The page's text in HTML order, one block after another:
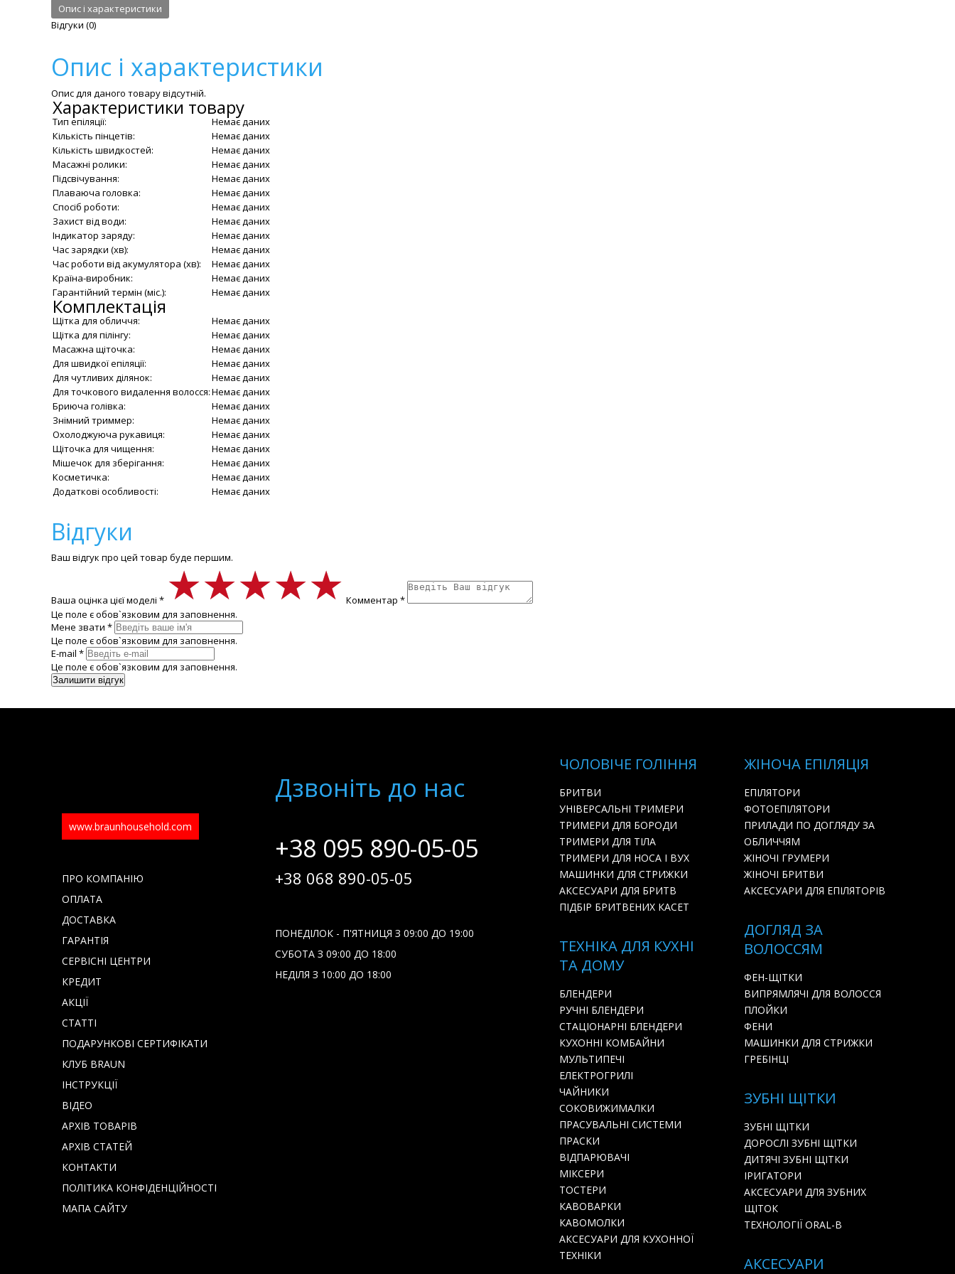
Опис і характеристики
Відгуки (0)
Опис і характеристики
Опис для даного товару відсутній.
Характеристики товару
Тип епіляції:
Немає даних
Кількість пінцетів:
Немає даних
Кількість швидкостей:
Немає даних
Масажні ролики:
Немає даних
Підсвічування:
Немає даних
Плаваюча головка:
Немає даних
Спосіб роботи:
Немає даних
Захист від води:
Немає даних
Індикатор заряду:
Немає даних
Час зарядки (хв):
Немає даних
Час роботи від акумулятора (хв):
Немає даних
Країна-виробник:
Немає даних
Гарантійний термін (міс.):
Немає даних
Комплектація
Щітка для обличчя:
Немає даних
Щітка для пілінгу:
Немає даних
Масажна щіточка:
Немає даних
Для швидкої епіляції:
Немає даних
Для чутливих ділянок:
Немає даних
Для точкового видалення волосся:Немає даних
Бриюча голівка:
Немає даних
Знімний триммер:
Немає даних
Охолоджуюча рукавиця:
Немає даних
Щіточка для чищення:
Немає даних
Мішечок для зберігання:
Немає даних
Косметичка:
Немає даних
Додаткові особливості:
Немає даних
Відгуки
Ваш відгук про цей товар буде першим.
Ваша оцінка цієї моделі * ★★★★★
★★★★★
★★★★★ Комментар *
Це поле є обов`язковим для заповнення.
Мене звати *
Це поле є обов`язковим для заповнення.
E-mail *
Це поле є обов`язковим для заповнення.
www.braunhousehold.com
ПРО КОМПАНІЮ
ОПЛАТА
ДОСТАВКА
ГАРАНТІЯ
СЕРВІСНІ ЦЕНТРИ
КРЕДИТ
АКЦІЇ
СТАТТІ
ПОДАРУНКОВІ СЕРТИФІКАТИ
КЛУБ BRAUN
IНСТРУКЦІЇ
ВІДЕО
АРХІВ ТОВАРІВ
АРХІВ СТАТЕЙ
КОНТАКТИ
ПОЛІТИКА КОНФІДЕНЦІЙНОСТІ
МАПА САЙТУ
Дзвонiть до нас
+38 095 890-05-05
+38 068 890-05-05
ПОНЕДІЛОК - П'ЯТНИЦЯ З 09:00 ДО 19:00
СУБОТА З 09:00 ДО 18:00
НЕДІЛЯ З 10:00 ДО 18:00
ЧОЛОВІЧЕ ГОЛІННЯ
БРИТВИ
УНІВЕРСАЛЬНІ ТРИМЕРИ
ТРИМЕРИ ДЛЯ БОРОДИ
ТРИМЕРИ ДЛЯ ТІЛА
ТРИМЕРИ ДЛЯ НОСА І ВУХ
МАШИНКИ ДЛЯ СТРИЖКИ
АКСЕСУАРИ ДЛЯ БРИТВ
ПІДБІР БРИТВЕНИХ КАСЕТ
ЖІНОЧА ЕПІЛЯЦІЯ
ЕПІЛЯТОРИ
ФОТОЕПІЛЯТОРИ
ПРИЛАДИ ПО ДОГЛЯДУ ЗА
ОБЛИЧЧЯМ
ЖІНОЧІ ГРУМЕРИ
ЖІНОЧІ БРИТВИ
АКСЕСУАРИ ДЛЯ ЕПІЛЯТОРІВ
ДОГЛЯД ЗА
ВОЛОССЯМ
ФЕН-ЩІТКИ
ВИПРЯМЛЯЧІ ДЛЯ ВОЛОССЯ
ПЛОЙКИ
ФЕНИ
МАШИНКИ ДЛЯ СТРИЖКИ
ГРЕБІНЦІ
ТЕХНІКА ДЛЯ КУХНІ
ТА ДОМУ
БЛЕНДЕРИ
РУЧНІ БЛЕНДЕРИ
СТАЦІОНАРНІ БЛЕНДЕРИ
КУХОННІ КОМБАЙНИ
МУЛЬТИПЕЧІ
ЕЛЕКТРОГРИЛІ
ЧАЙНИКИ
СОКОВИЖИМАЛКИ
ПРАСУВАЛЬНІ СИСТЕМИ
ПРАСКИ
ВІДПАРЮВАЧІ
МІКСЕРИ
ТОСТЕРИ
КАВОВАРКИ
КАВОМОЛКИ
АКСЕСУАРИ ДЛЯ КУХОННОЇ
ТЕХНІКИ
ЗУБНІ ЩІТКИ
ЗУБНІ ЩІТКИ
ДОРОСЛІ ЗУБНІ ЩІТКИ
ДИТЯЧІ ЗУБНІ ЩІТКИ
ІРИГАТОРИ
АКСЕСУАРИ ДЛЯ ЗУБНИХ
ЩІТОК
ТЕХНОЛОГІЇ ORAL-B
AКСЕСУАРИ